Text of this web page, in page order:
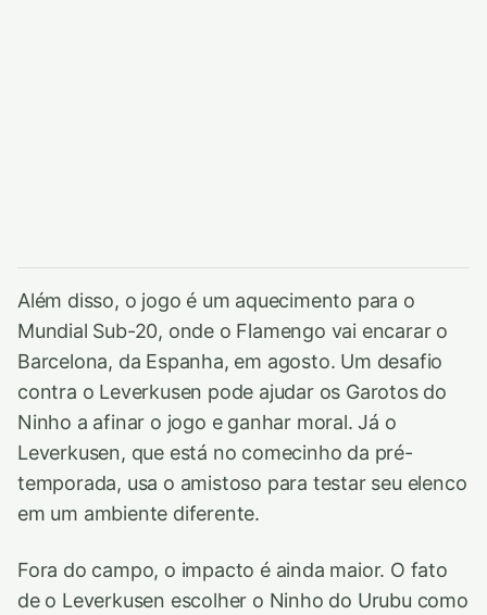
Além disso, o jogo é um aquecimento para o
Mundial Sub-20, onde o Flamengo vai encarar o
Barcelona, da Espanha, em agosto. Um desafio
contra o Leverkusen pode ajudar os Garotos do
Ninho a afinar o jogo e ganhar moral. Já o
Leverkusen, que está no comecinho da pré-
temporada, usa o amistoso para testar seu elenco
em um ambiente diferente.
Fora do campo, o impacto é ainda maior. O fato
de o Leverkusen escolher o Ninho do Urubu como